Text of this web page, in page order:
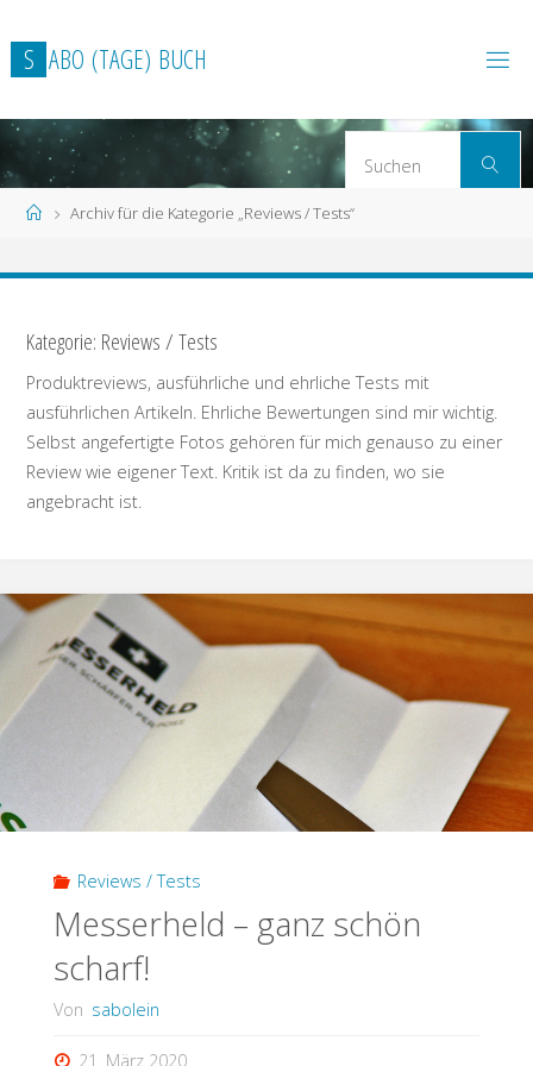
Inhalt
springen
S ABO (TAGE) BUCH
Suchen
StartArchiv für die Kategorie „Reviews / Tests“
Kategorie: Reviews / Tests
Produktreviews, ausführliche und ehrliche Tests mit
ausführlichen Artikeln. Ehrliche Bewertungen sind mir wichtig.
Selbst angefertigte Fotos gehören für mich genauso zu einer
Review wie eigener Text. Kritik ist da zu finden, wo sie
angebracht ist.
Reviews / Tests
Messerheld – ganz schön
scharf!
Von sabolein
21. März 2020